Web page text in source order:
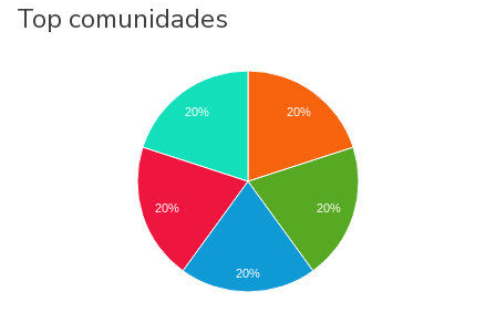
Top comunidades
20%
20%
20%
20%
20%